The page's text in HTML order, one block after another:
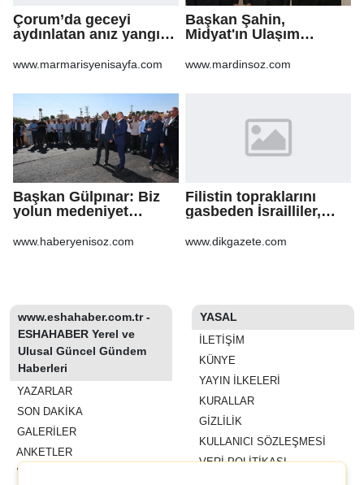
Çorum’da geceyi
aydınlatan anız yangını
www.marmarisyenisayfa.com
Başkan Şahin,
Midyat'ın Ulaşım
Taşıdı
www.mardinsoz.com
Başkan Gülpınar: Biz
yolun medeniyet
www.haberyenisoz.com
Filistin topraklarını
gasbeden İsrailliler,
Şeria’daki saldırılarını
www.dikgazete.com
www.eshahaber.com.tr -
ESHAHABER Yerel ve
Ulusal Güncel Gündem
Haberleri
YAZARLAR
SON DAKİKA
GALERİLER
ANKETLER
WİKİ
YASAL
İLETIŞIM
KÜNYE
YAYIN İLKELERI
KURALLAR
GIZLILIK
KULLANICI SÖZLEŞMESI
VERI POLITIKASI